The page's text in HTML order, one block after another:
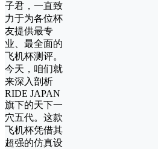
子君，一直致
力于为各位杯
友提供最专
业、最全面的
飞机杯测评。
今天，咱们就
来深入剖析
RIDE JAPAN
旗下的天下一
穴五代。这款
飞机杯凭借其
超强的仿真设